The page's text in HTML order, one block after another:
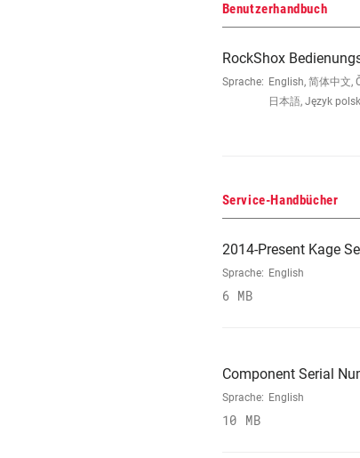
Benutzerhandbuch
RockShox
Sprache: English, 简体中文,
日本語, Język
Service-Handbücher
2014-Present Kage
Sprache: English
6 MB
Component Serial
Sprache: English
10 MB